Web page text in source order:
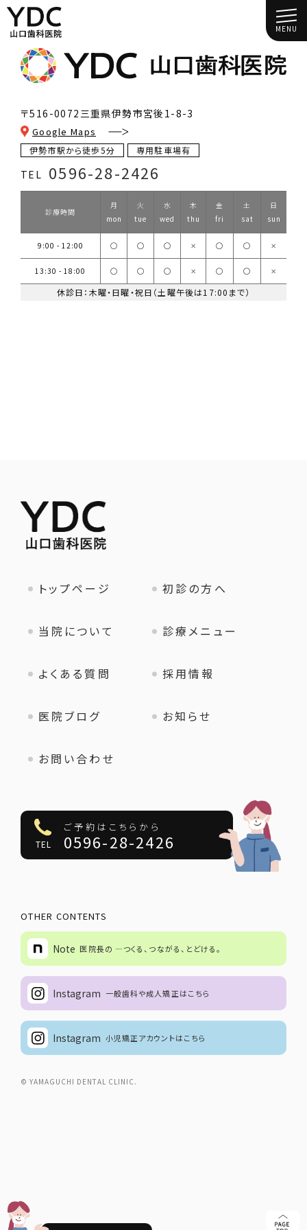
MENU
〒516-0072 三重県伊勢市宮後1-8-3
Google Maps
伊勢市駅から徒歩5分 専用駐車場有
TEL 0596-28-2426
診療時間
月
mon
火
tue
水
wed
木
thu
金
fri
土
sat
日
sun
9:00 - 12:00 ◯ ◯ ◯ ✕ ◯ ◯ ✕
13:30 - 18:00 ◯ ◯ ◯ ✕ ◯ ◯ ✕
休診日：木曜・日曜・祝日（土曜午後は17:00まで）
トップページ 初診の方へ
当院について 診療メニュー
よくある質問 採用情報
医院ブログ お知らせ
お問い合わせ
ご予約はこちらから
TEL 0596-28-2426
OTHER CONTENTS
Note 医院長の ―つくる、つながる、とどける。
Instagram 一般歯科や成人矯正はこちら
Instagram 小児矯正アカウントはこちら
© YAMAGUCHI DENTAL CLINIC.